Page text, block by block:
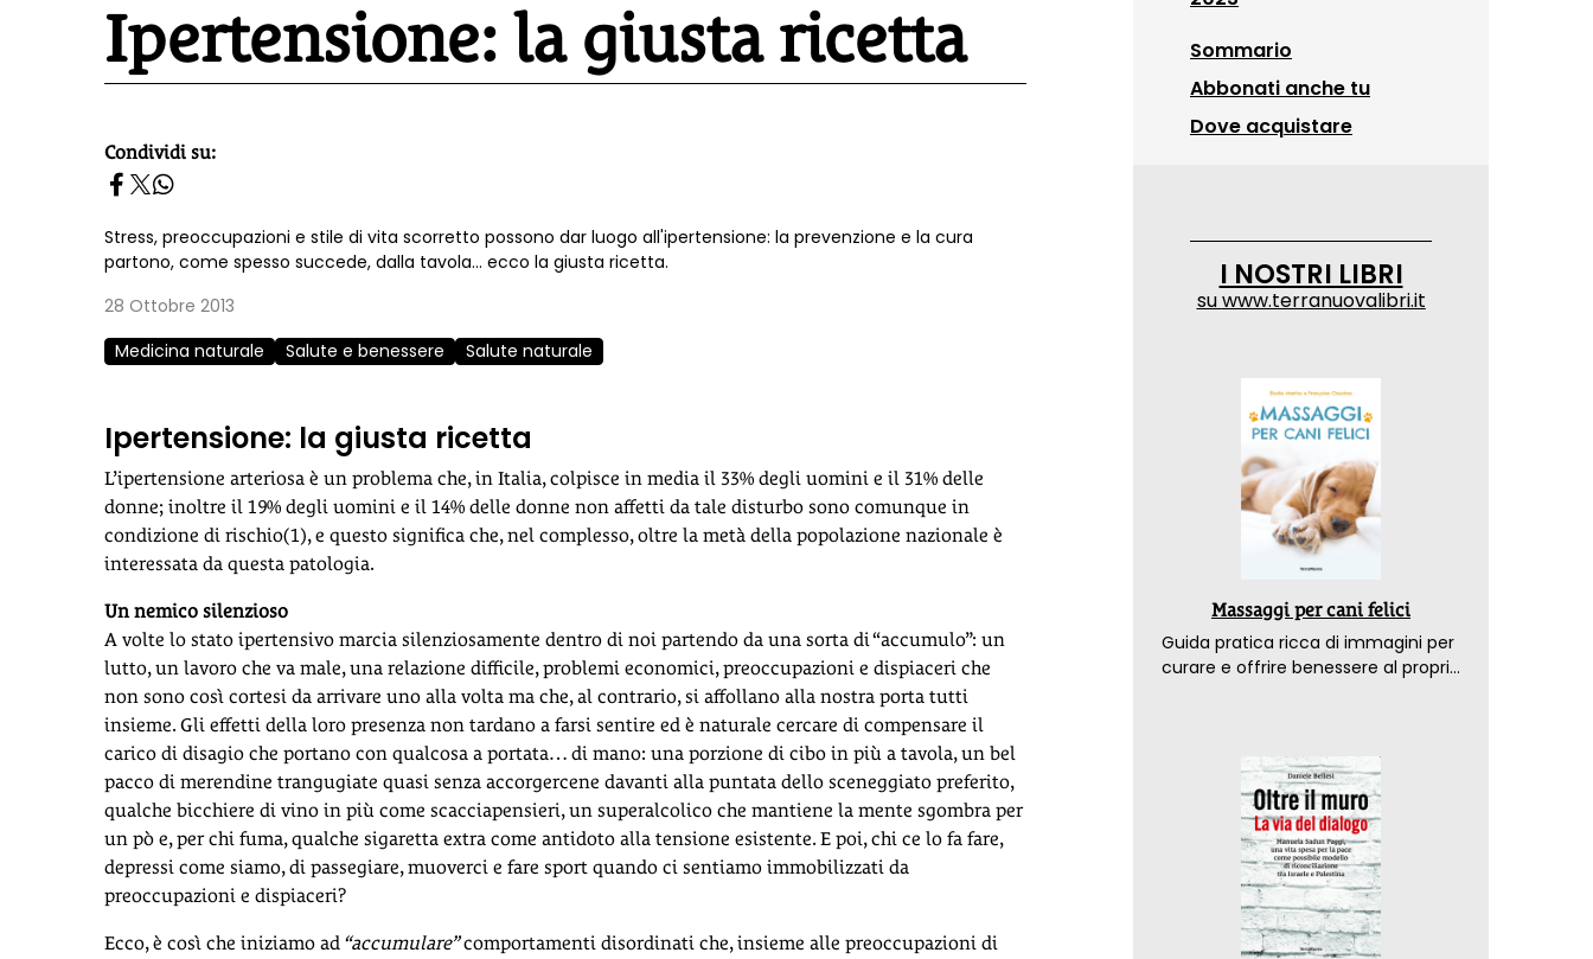
Ipertensione: la giusta ricetta
homepage h2
Condividi su:
Stress, preoccupazioni e stile di vita scorretto possono dar luogo all'ipertensione: la prevenzione e la cura
partono, come spesso succede, dalla tavola... ecco la giusta ricetta.
28 Ottobre 2013
Medicina naturale
Salute e benessere Salute naturale
Ipertensione: la giusta ricetta
L’ipertensione arteriosa è un problema che, in Italia, colpisce in media il 33% degli uomini e il 31% delle
donne; inoltre il 19% degli uomini e il 14% delle donne non affetti da tale disturbo sono comunque in
condizione di rischio(1), e questo significa che, nel complesso, oltre la metà della popolazione nazionale è
interessata da questa patologia.
Un nemico silenzioso
A volte lo stato ipertensivo marcia silenziosamente dentro di noi partendo da una sorta di “accumulo”: un
lutto, un lavoro che va male, una relazione difficile, problemi economici, preoccupazioni e dispiaceri che
non sono così cortesi da arrivare uno alla volta ma che, al contrario, si affollano alla nostra porta tutti
insieme. Gli effetti della loro presenza non tardano a farsi sentire ed è naturale cercare di compensare il
carico di disagio che portano con qualcosa a portata… di mano: una porzione di cibo in più a tavola, un bel
pacco di merendine trangugiate quasi senza accorgercene davanti alla puntata dello sceneggiato preferito,
qualche bicchiere di vino in più come scacciapensieri, un superalcolico che mantiene la mente sgombra per
un pò e, per chi fuma, qualche sigaretta extra come antidoto alla tensione esistente. E poi, chi ce lo fa fare,
depressi come siamo, di passegiare, muoverci e fare sport quando ci sentiamo immobilizzati da
preoccupazioni e dispiaceri?
Ecco, è così che iniziamo ad “accumulare”comportamenti disordinati che, insieme alle preoccupazioni di
Sommario
Abbonati anche tu
Dove acquistare
I NOSTRI LIBRI
suwww.terranuovalibri.it
Massaggi per cani felici
Guida pratica ricca di immagini per
curare e offrire benessere al proprio